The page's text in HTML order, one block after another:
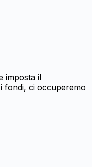
imposta il
fondi, ci occuperemo